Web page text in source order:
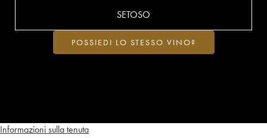
Informazioni sulla tenuta
SETOSO
POSSIEDI LO STESSO VINO?